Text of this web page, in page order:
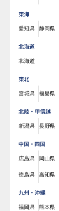
東海
愛知県 静岡県
北海道
北海道
東北
宮城県 福島県
北陸・甲信越
新潟県 長野県
中国・四国
広島県 岡山県
徳島県 高知県
九州・沖縄
福岡県 熊本県